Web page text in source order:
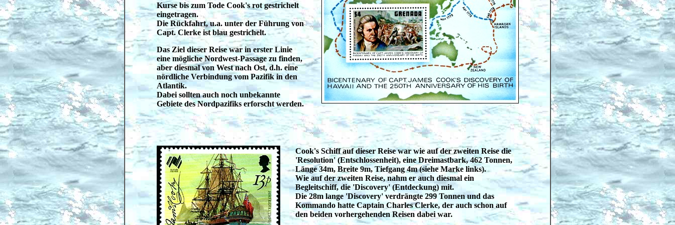
Kurse bis zum Tode Cook's rot gestrichelt
eingetragen.
Die Rückfahrt, u.a. unter der Führung von
Capt. Clerke ist blau gestrichelt.
Das Ziel dieser Reise war in erster Linie
eine mögliche Nordwest-Passage zu finden,
aber diesmal von West nach Ost, d.h. eine
nördliche Verbindung vom Pazifik in den
Atlantik.
Dabei sollten auch noch unbekannte
Gebiete des Nordpazifiks erforscht werden.
Cook's Schiff auf dieser Reise war wie auf der zweiten Reise die
'Resolution' (Entschlossenheit), eine Dreimastbark, 462 Tonnen,
Länge 34m, Breite 9m, Tiefgang 4m (siehe Marke links).
Wie auf der zweiten Reise, nahm er auch diesmal ein
Begleitschiff, die 'Discovery' (Entdeckung) mit.
Die 28m lange 'Discovery' verdrängte 299 Tonnen und das
Kommando hatte Captain Charles Clerke, der auch schon auf
den beiden vorhergehenden Reisen dabei war.